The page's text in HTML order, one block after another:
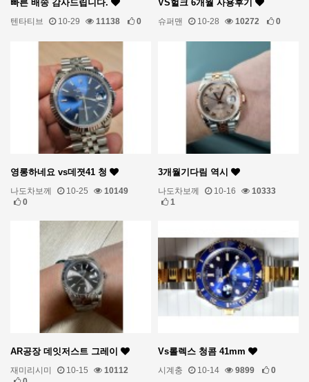
빠른 배송 감사드립니다.
텐타티브 10-29 11138 0
VS헐크 6개월 사용후기
슈퍼맨 10-28 10272 0
영롱하네요 vs데졋41 청
나도차보께 10-25
10149
0
3개월기다림 역시
나도차보께 10-16
10333
1
AR공장 데잇저스트 그레이
재미리시미 10-15
10112
Vs롤렉스 청콤 41mm
시계충 10-14 9899 0